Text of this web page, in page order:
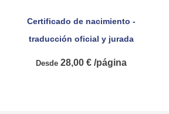
Certificado de nacimiento -
traducción oficial y jurada
Desde 28,00 € /página
 Vista rápida